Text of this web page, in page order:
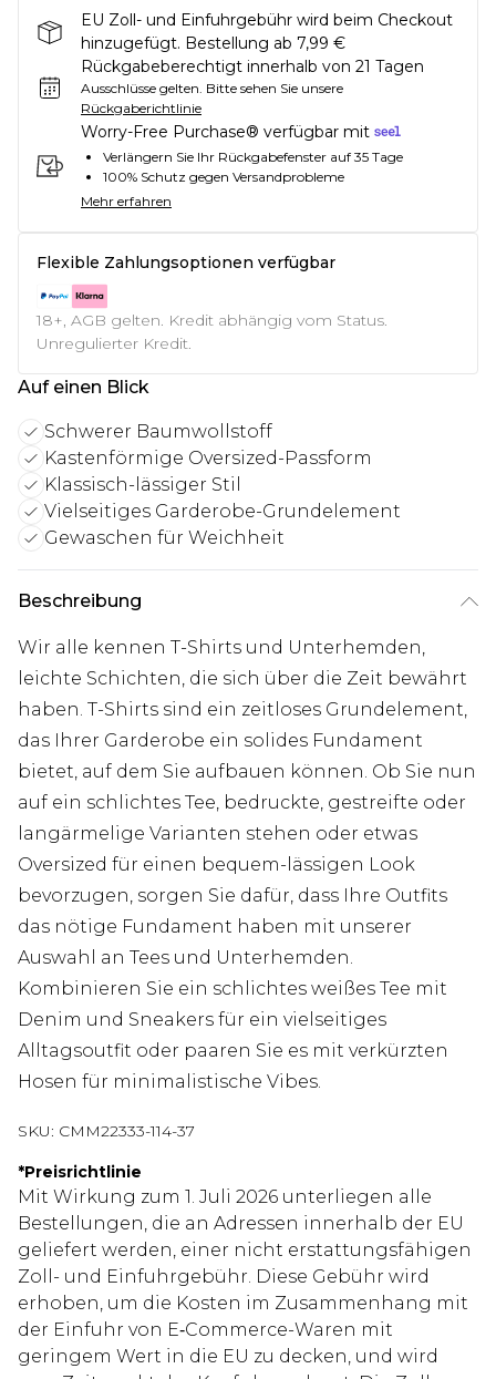
EU Zoll- und Einfuhrgebühr wird beim Checkout
hinzugefügt. Bestellung ab 7,99 €
Rückgabeberechtigt innerhalb von 21 Tagen
Ausschlüsse gelten. Bitte sehen Sie unsere
Rückgaberichtlinie
Worry-Free Purchase® verfügbar mit
Verlängern Sie Ihr Rückgabefenster auf 35 Tage
100% Schutz gegen Versandprobleme
Mehr erfahren
Flexible Zahlungsoptionen verfügbar
18+, AGB gelten. Kredit abhängig vom Status.
Unregulierter Kredit.
Auf einen Blick
Schwerer Baumwollstoff
Kastenförmige Oversized-Passform
Klassisch-lässiger Stil
Vielseitiges Garderobe-Grundelement
Gewaschen für Weichheit
Beschreibung
Wir alle kennen T-Shirts und Unterhemden,
leichte Schichten, die sich über die Zeit bewährt
haben. T-Shirts sind ein zeitloses Grundelement,
das Ihrer Garderobe ein solides Fundament
bietet, auf dem Sie aufbauen können. Ob Sie nun
auf ein schlichtes Tee, bedruckte, gestreifte oder
langärmelige Varianten stehen oder etwas
Oversized für einen bequem-lässigen Look
bevorzugen, sorgen Sie dafür, dass Ihre Outfits
das nötige Fundament haben mit unserer
Auswahl an Tees und Unterhemden.
Kombinieren Sie ein schlichtes weißes Tee mit
Denim und Sneakers für ein vielseitiges
Alltagsoutfit oder paaren Sie es mit verkürzten
Hosen für minimalistische Vibes.
SKU: CMM22333-114-37
*Preisrichtlinie
Mit Wirkung zum 1. Juli 2026 unterliegen alle
Bestellungen, die an Adressen innerhalb der EU
geliefert werden, einer nicht erstattungsfähigen
Zoll- und Einfuhrgebühr. Diese Gebühr wird
erhoben, um die Kosten im Zusammenhang mit
der Einfuhr von E‑Commerce-Waren mit
geringem Wert in die EU zu decken, und wird